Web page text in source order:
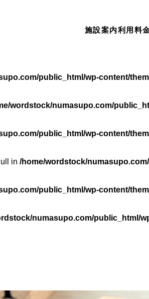
施設案内利用料
wordstock/numasupo.com/
public_html/wp-content/
wordstock/numasupo.com/
public_html/wp-content/
in /home/wordstock/
public_html/wp-content/
numasupo.com/public_html/